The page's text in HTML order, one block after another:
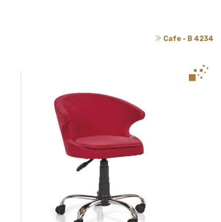
Cafe - B 4234